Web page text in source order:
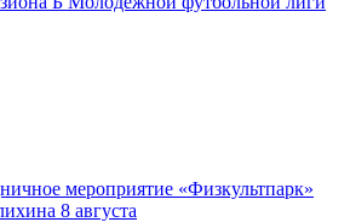
мероприятие «Физкультпарк»
8 августа